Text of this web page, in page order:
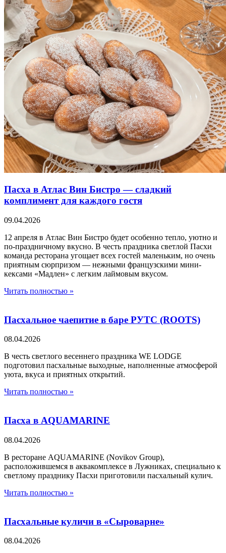
Пасха в Атлас Вин Бистро — сладкий
комплимент для каждого гостя
09.04.2026
12 апреля в Атлас Вин Бистро будет особенно тепло, уютно и
по-праздничному вкусно. В честь праздника светлой Пасхи
команда ресторана угощает всех гостей маленьким, но очень
приятным сюрпризом — нежными французскими мини-
кексами «Мадлен» с легким лаймовым вкусом.
Читать полностью »
Пасхальное чаепитие в баре РУТС (ROOTS)
08.04.2026
В честь светлого весеннего праздника WE LODGE
подготовил пасхальные выходные, наполненные атмосферой
уюта, вкуса и приятных открытий.
Читать полностью »
Пасха в AQUAMARINE
08.04.2026
В ресторане AQUAMARINE (Novikov Group),
расположившемся в аквакомплексе в Лужниках, специально к
светлому празднику Пасхи приготовили пасхальный кулич.
Читать полностью »
Пасхальные куличи в «Сыроварне»
08.04.2026